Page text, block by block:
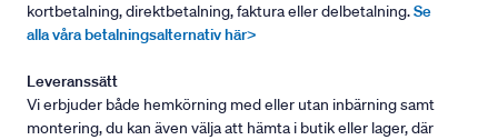
kortbetalning, direktbetalning, faktura eller delbetalning.Se
alla våra betalningsalternativ här>
Leveranssätt
Vi erbjuder både hemkörning med eller utan inbärning samt
montering, du kan även välja att hämta i butik eller lager, där